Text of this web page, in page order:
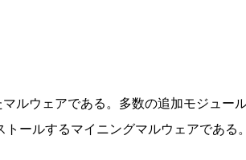
ルウェアである。多数の追加モジュー
ールするマイニングマルウェアである